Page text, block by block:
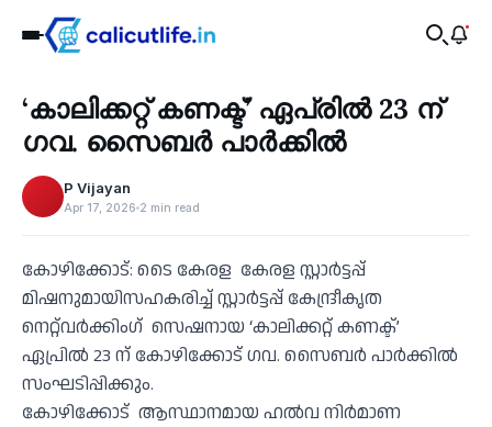
‹
Business
‘കാലിക്കറ്റ് കണക്ട്’ ഏപ്രിൽ 23 ന്
ഗവ. സൈബർ പാർക്കിൽ
P Vijayan
Apr 17, 2026 2 min read
കോഴിക്കോട്: ടൈ കേരള കേരള സ്റ്റാർട്ടപ്പ്
മിഷനുമായിസഹകരിച്ച് സ്റ്റാർട്ടപ്പ് കേന്ദ്രീകൃത
നെറ്റ്‌വർക്കിംഗ് സെഷനായ ‘കാലിക്കറ്റ് കണക്ട്’
ഏപ്രിൽ 23 ന് കോഴിക്കോട് ഗവ. സൈബർ പാർക്കിൽ
സംഘടിപ്പിക്കും.
കോഴിക്കോട് ആസ്ഥാനമായ ഹൽവ നിർമാണ